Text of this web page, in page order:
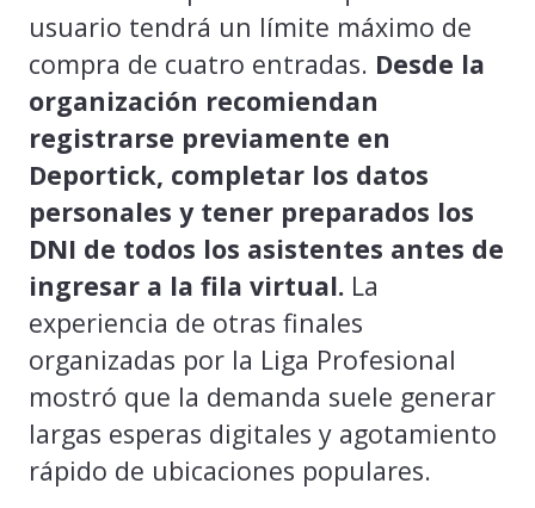
usuario tendrá un límite máximo de
compra de cuatro entradas. Desde la
organización recomiendan
registrarse previamente en
Deportick, completar los datos
personales y tener preparados los
DNI de todos los asistentes antes de
ingresar a la fila virtual. La
experiencia de otras finales
organizadas por la Liga Profesional
mostró que la demanda suele generar
largas esperas digitales y agotamiento
rápido de ubicaciones populares.